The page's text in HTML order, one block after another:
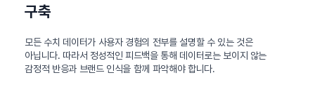
구축
모든 수치 데이터가 사용자 경험의 전부를 설명할 수 있는 것은
아닙니다. 따라서 정성적인 피드백을 통해 데이터로는 보이지 않는
감정적 반응과 브랜드 인식을 함께 파악해야 합니다.